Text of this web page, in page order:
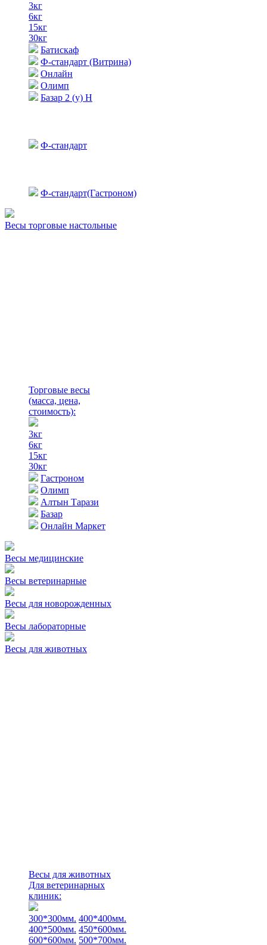
3кг
6кг
15кг
30кг
Батискаф
Ф-стандарт (Витрина)
Онлайн
Олимп
Базар 2 (у) Н
Ф-стандарт
Ф-стандарт(Гастроном)
Весы торговые настольные
Торговые весы
(масса, цена,
стоимость):
3кг
6кг
15кг
30кг
Гастроном
Олимп
Алтын Тарази
Базар
Онлайн Маркет
Весы медицинские
Весы ветеринарные
Весы для новорожденных
Весы лабораторные
Весы для животных
Весы для животных
Для ветеринарных
клиник:
300*300мм. 400*400мм.
400*500мм. 450*600мм.
600*600мм. 500*700мм.